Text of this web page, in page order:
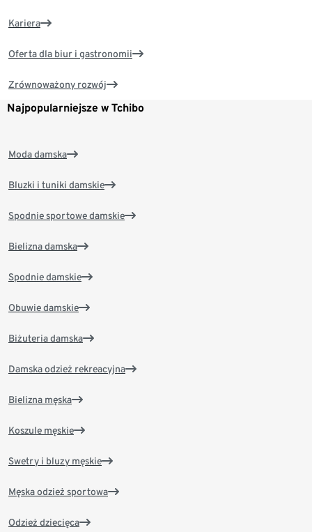
Kariera
Oferta dla biur i gastronomii
Zrównoważony rozwój
Najpopularniejsze w Tchibo
Moda damska
Bluzki i tuniki damskie
Spodnie sportowe damskie
Bielizna damska
Spodnie damskie
Obuwie damskie
Biżuteria damska
Damska odzież rekreacyjna
Bielizna męska
Koszule męskie
Swetry i bluzy męskie
Męska odzież sportowa
Odzież dziecięca